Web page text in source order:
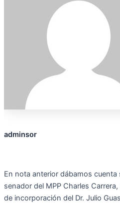
adminsor
En nota anterior dábamos cuenta
senador del MPP Charles
de incorporación del Dr. Julio